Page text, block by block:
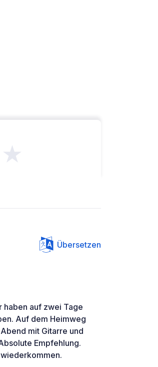
Übersetzen
haben auf zwei Tage
Auf dem Heimweg
mit Gitarre und
Empfehlung.